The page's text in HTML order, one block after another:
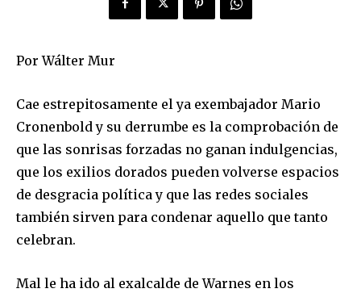
Por Wálter Mur
Cae estrepitosamente el ya exembajador Mario
Cronenbold y su derrumbe es la comprobación de
que las sonrisas forzadas no ganan indulgencias,
que los exilios dorados pueden volverse espacios
de desgracia política y que las redes sociales
también sirven para condenar aquello que tanto
celebran.
Mal le ha ido al exalcalde de Warnes en los